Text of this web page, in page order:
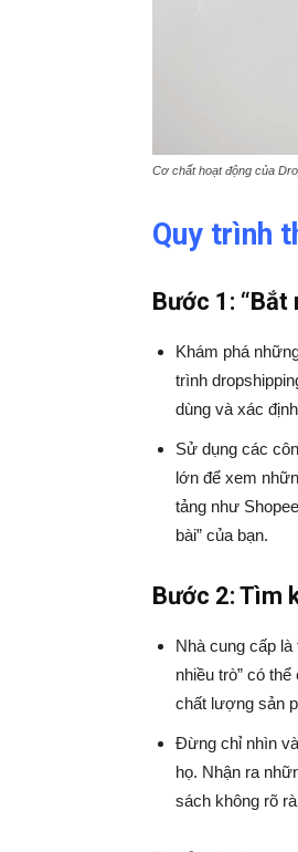
Cơ chất hoạt động của
Quy trình
Bước 1:
Khám phá
trình
dùng và xác
Sử dụng các
lớn để xem
tảng như
bài” của bạn.
Bước 2: Tìm
Nhà cung cấp
nhiều trò” có
chất lượng sản
Đừng chỉ nhìn
họ. Nhận ra
sách không rõ